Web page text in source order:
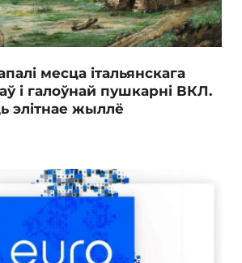
месца італьянскага
і галоўнай пушкарні ВКЛ.
элітнае жыллё